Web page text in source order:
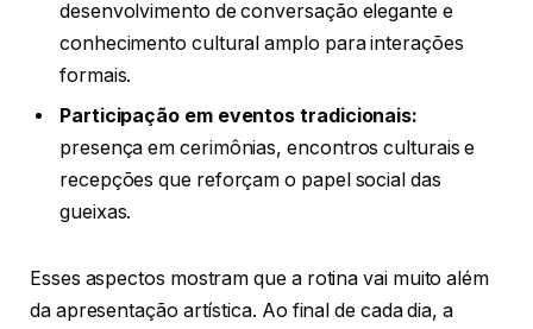
desenvolvimento de conversação elegante e
conhecimento cultural amplo para interações
formais.
Participação em eventos tradicionais:
presença em cerimônias, encontros culturais e
recepções que reforçam o papel social das
gueixas.
Esses aspectos mostram que a rotina vai muito além
da apresentação artística. Ao final de cada dia, a